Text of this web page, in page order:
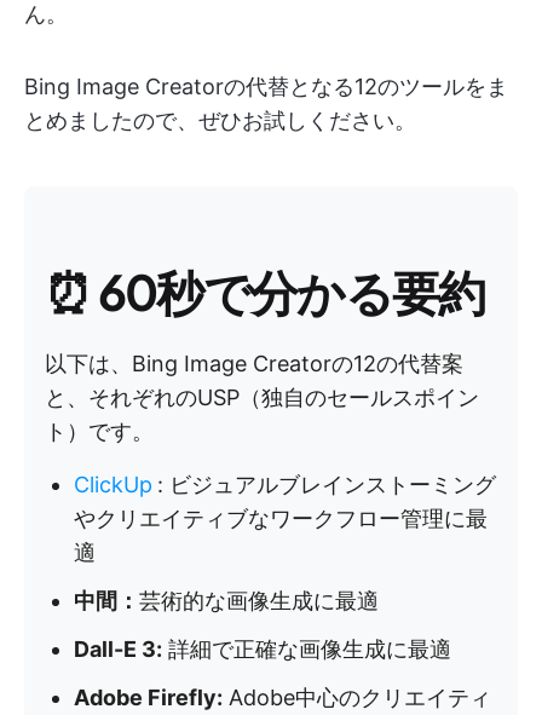
ん。
Bing Image Creatorの代替となる12のツールをま
とめましたので、ぜひお試しください。
⏰60秒で分かる要約
以下は、Bing Image Creatorの12の代替案
と、それぞれのUSP（独自のセールスポイン
ト）です。
ClickUp : ビジュアルブレインストーミング
やクリエイティブなワークフロー管理に最
適
中間： 芸術的な画像生成に最適
Dall-E 3: 詳細で正確な画像生成に最適
Adobe Firefly: Adobe中心のクリエイティ